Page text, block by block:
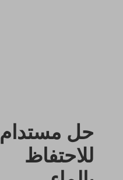
حل مستدام
للاحتفاظ